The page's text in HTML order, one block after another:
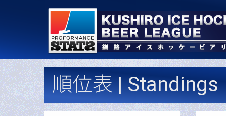
順位表 | Standings